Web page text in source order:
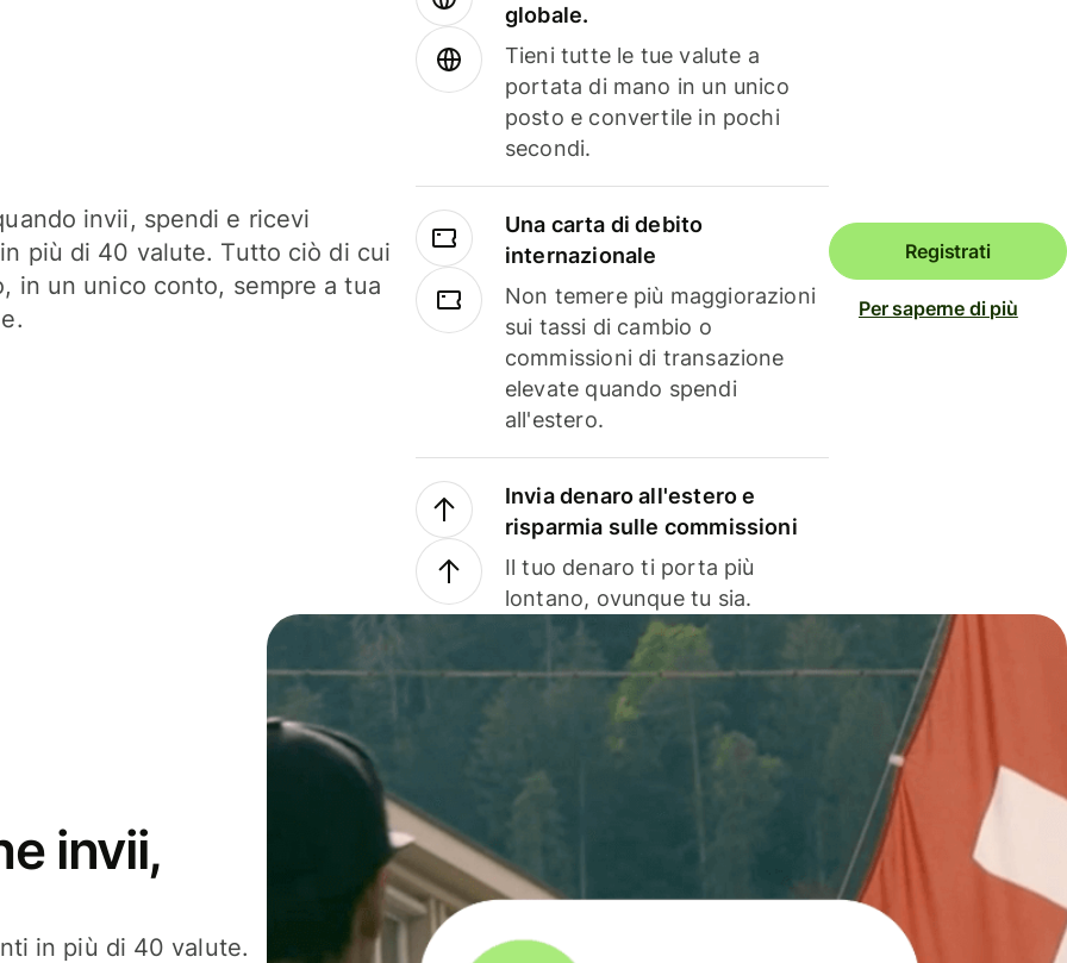
invii, spendi e ricevi
più di 40 valute. Tutto ciò di cui
in un unico conto, sempre a tua
globale.
Tieni tutte le tue valute a
portata di mano in un unico
posto e convertile in pochi
secondi.
Una carta di debito
internazionale
Non temere più maggiorazioni
sui tassi di cambio o
commissioni di transazione
elevate quando spendi
all'estero.
Invia denaro all'estero e
risparmia sulle commissioni
Il tuo denaro ti porta più
lontano, ovunque tu sia.
Registrati
Per saperne di più
invii,
in più di 40 valute.